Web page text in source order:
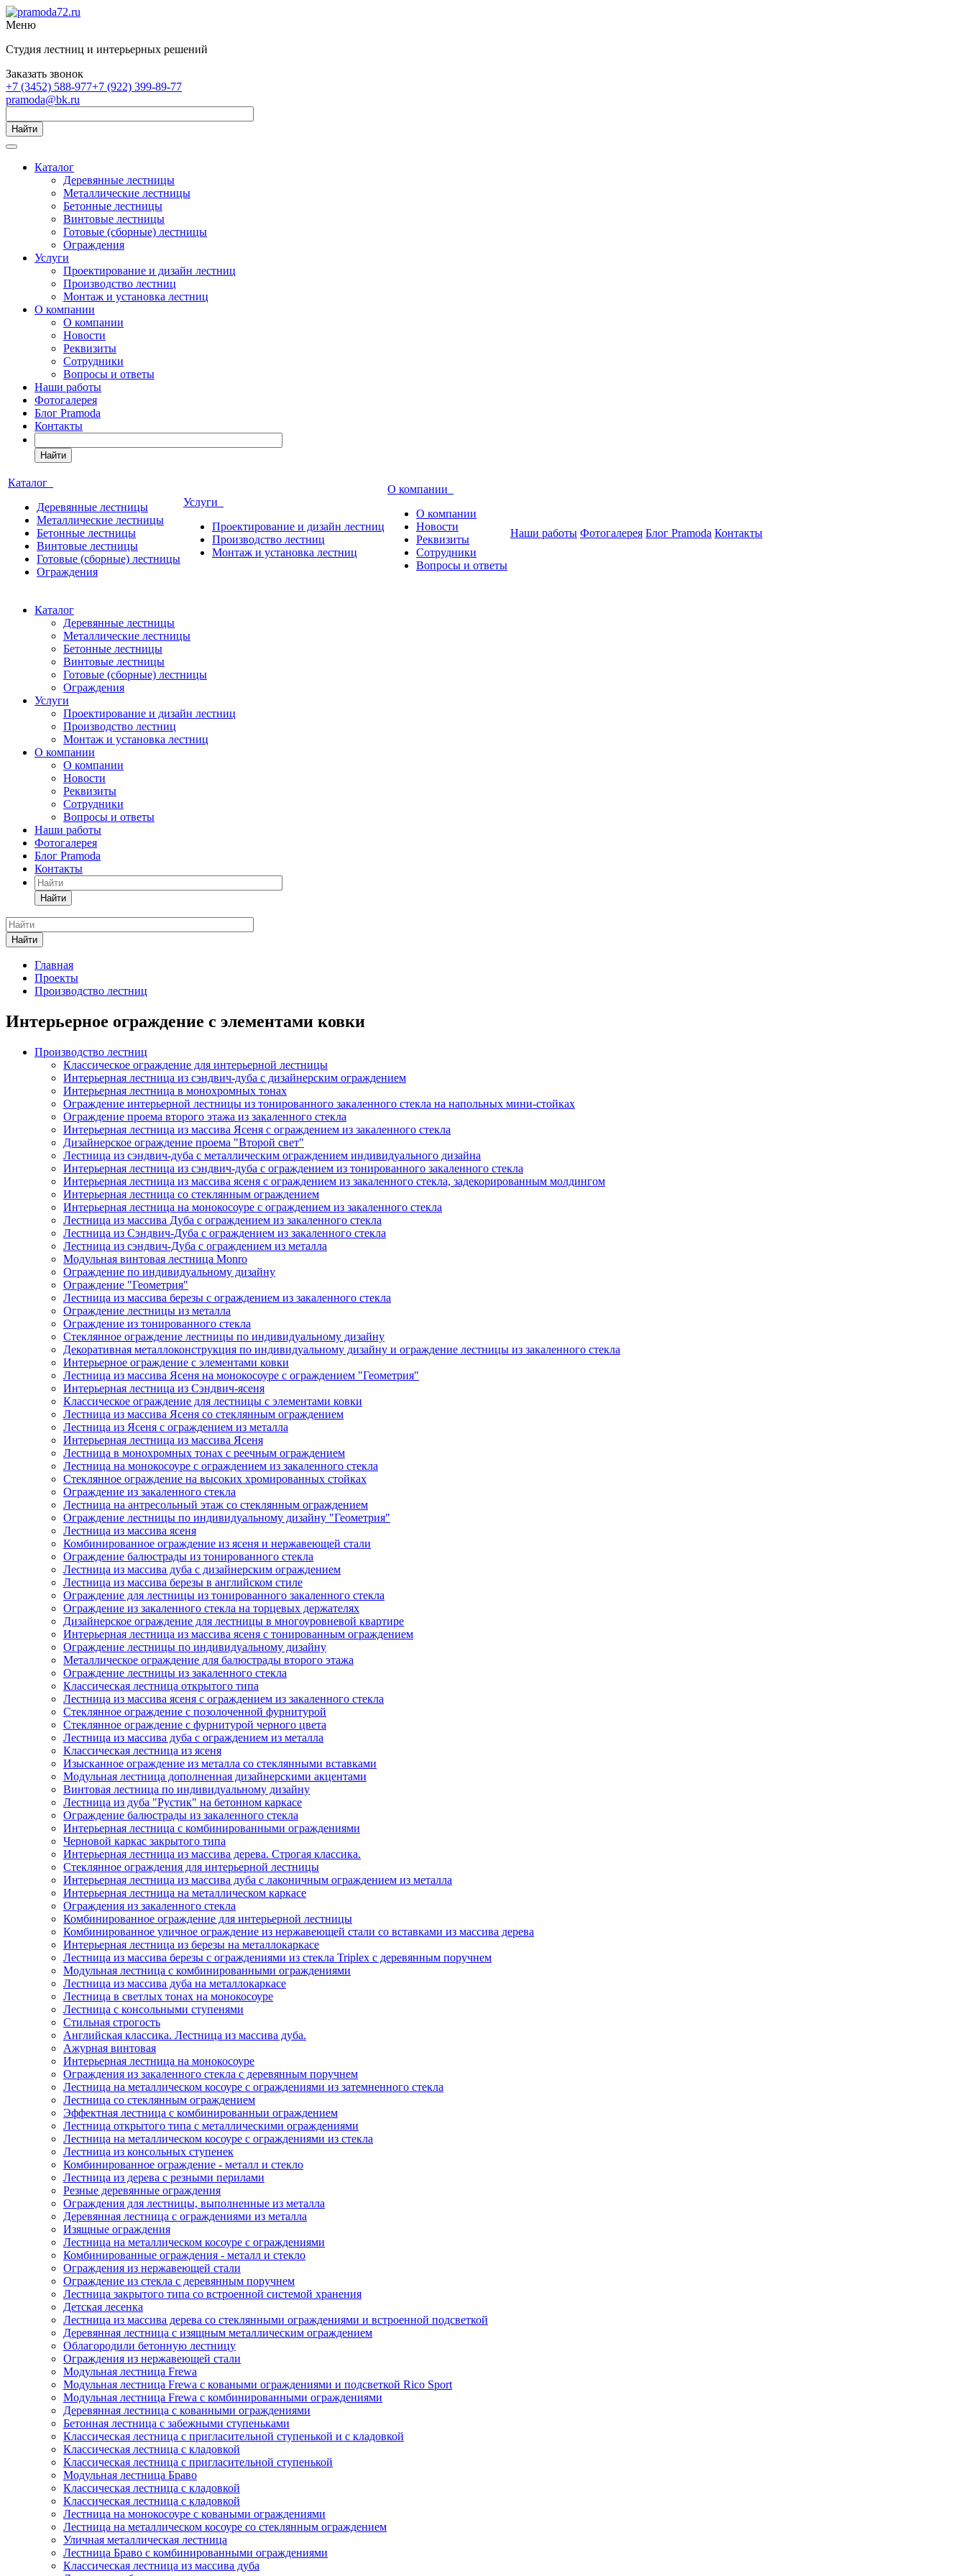
Меню
Студия лестниц и интерьерных решений
Заказать звонок
+7 (3452) 588-977+7 (922) 399-89-77
pramoda@bk.ru
Найти
Каталог
Деревянные лестницы
Металлические лестницы
Бетонные лестницы
Винтовые лестницы
Готовые (сборные) лестницы
Ограждения
Услуги
Проектирование и дизайн лестниц
Производство лестниц
Монтаж и установка лестниц
О компании
О компании
Новости
Реквизиты
Сотрудники
Вопросы и ответы
Наши работы
Фотогалерея
Блог Pramoda
Контакты
Найти
Каталог
Деревянные лестницы
Металлические лестницы
Бетонные лестницы
Винтовые лестницы
Готовые (сборные) лестницы
Ограждения
Услуги
Проектирование и дизайн лестниц
Производство лестниц
Монтаж и установка лестниц
О компании
О компании
Новости
Реквизиты
Сотрудники
Вопросы и ответы
Наши работы Фотогалерея Блог Pramoda Контакты
Каталог
Деревянные лестницы
Металлические лестницы
Бетонные лестницы
Винтовые лестницы
Готовые (сборные) лестницы
Ограждения
Услуги
Проектирование и дизайн лестниц
Производство лестниц
Монтаж и установка лестниц
О компании
О компании
Новости
Реквизиты
Сотрудники
Вопросы и ответы
Наши работы
Фотогалерея
Блог Pramoda
Контакты
Найти
Найти
Главная
Проекты
Производство лестниц
Интерьерное ограждение с элементами ковки
Производство лестниц
Классическое ограждение для интерьерной лестницы
Интерьерная лестница из сэндвич-дуба с дизайнерским ограждением
Интерьерная лестница в монохромных тонах
Ограждение интерьерной лестницы из тонированного закаленного стекла на напольных мини-стойках
Ограждение проема второго этажа из закаленного стекла
Интерьерная лестница из массива Ясеня с ограждением из закаленного стекла
Дизайнерское ограждение проема "Второй свет"
Лестница из сэндвич-дуба с металлическим ограждением индивидуального дизайна
Интерьерная лестница из сэндвич-дуба с ограждением из тонированного закаленного стекла
Интерьерная лестница из массива ясеня с ограждением из закаленного стекла, задекорированным молдингом
Интерьерная лестница со стеклянным ограждением
Интерьерная лестница на монокосоуре с ограждением из закаленного стекла
Лестница из массива Дуба с ограждением из закаленного стекла
Лестница из Сэндвич-Дуба с ограждением из закаленного стекла
Лестница из сэндвич-Дуба с ограждением из металла
Модульная винтовая лестница Monro
Ограждение по индивидуальному дизайну
Ограждение "Геометрия"
Лестница из массива березы с ограждением из закаленного стекла
Ограждение лестницы из металла
Ограждение из тонированного стекла
Стеклянное ограждение лестницы по индивидуальному дизайну
Декоративная металлоконструкция по индивидуальному дизайну и ограждение лестницы из закаленного стекла
Интерьерное ограждение с элементами ковки
Лестница из массива Ясеня на монокосоуре с ограждением "Геометрия"
Интерьерная лестница из Сэндвич-ясеня
Классическое ограждение для лестницы с элементами ковки
Лестница из массива Ясеня со стеклянным ограждением
Лестница из Ясеня с ограждением из металла
Интерьерная лестница из массива Ясеня
Лестница в монохромных тонах с реечным ограждением
Лестница на монокосоуре с ограждением из закаленного стекла
Стеклянное ограждение на высоких хромированных стойках
Ограждение из закаленного стекла
Лестница на антресольный этаж со стеклянным ограждением
Ограждение лестницы по индивидуальному дизайну "Геометрия"
Лестница из массива ясеня
Комбинированное ограждение из ясеня и нержавеющей стали
Ограждение балюстрады из тонированного стекла
Лестница из массива дуба с дизайнерским ограждением
Лестница из массива березы в английском стиле
Ограждение для лестницы из тонированного закаленного стекла
Ограждение из закаленного стекла на торцевых держателях
Дизайнерское ограждение для лестницы в многоуровневой квартире
Интерьерная лестница из массива ясеня с тонированным ограждением
Ограждение лестницы по индивидуальному дизайну
Металлическое ограждение для балюстрады второго этажа
Ограждение лестницы из закаленного стекла
Классическая лестница открытого типа
Лестница из массива ясеня с ограждением из закаленного стекла
Стеклянное ограждение с позолоченной фурнитурой
Стеклянное ограждение с фурнитурой черного цвета
Лестница из массива дуба с ограждением из металла
Классическая лестница из ясеня
Изысканное ограждение из металла со стеклянными вставками
Модульная лестница дополненная дизайнерскими акцентами
Винтовая лестница по индивидуальному дизайну
Лестница из дуба "Рустик" на бетонном каркасе
Ограждение балюстрады из закаленного стекла
Интерьерная лестница с комбинированными ограждениями
Черновой каркас закрытого типа
Интерьерная лестница из массива дерева. Строгая классика.
Стеклянное ограждения для интерьерной лестницы
Интерьерная лестница из массива дуба с лаконичным ограждением из металла
Интерьерная лестница на металлическом каркасе
Ограждения из закаленного стекла
Комбинированное ограждение для интерьерной лестницы
Комбинированное уличное ограждение из нержавеющей стали со вставками из массива дерева
Интерьерная лестница из березы на металлокаркасе
Лестница из массива березы с ограждениями из стекла Triplex с деревянным поручнем
Модульная лестница с комбинированными ограждениями
Лестница из массива дуба на металлокаркасе
Лестница в светлых тонах на монокосоуре
Лестница с консольными ступенями
Стильная строгость
Английская классика. Лестница из массива дуба.
Ажурная винтовая
Интерьерная лестница на монокосоуре
Ограждения из закаленного стекла с деревянным поручнем
Лестница на металлическом косоуре с ограждениями из затемненного стекла
Лестница со стеклянным ограждением
Эффектная лестница с комбинированныи ограждением
Лестница открытого типа с металлическими ограждениями
Лестница на металлическом косоуре с ограждениями из стекла
Лестница из консольных ступенек
Комбинированное ограждение - металл и стекло
Лестница из дерева с резными перилами
Резные деревянные ограждения
Ограждения для лестницы, выполненные из металла
Деревянная лестница с ограждениями из металла
Изящные ограждения
Лестница на металлическом косоуре с ограждениями
Комбинированные ограждения - металл и стекло
Ограждения из нержавеющей стали
Ограждение из стекла с деревянным поручнем
Лестница закрытого типа со встроенной системой хранения
Детская лесенка
Лестница из массива дерева со стеклянными ограждениями и встроенной подсветкой
Деревянная лестница с изящным металлическим ограждением
Облагородили бетонную лестницу
Ограждения из нержавеющей стали
Модульная лестница Frewa
Модульная лестница Frewa с коваными ограждениями и подсветкой Rico Sport
Модульная лестница Frewa с комбинированными ограждениями
Деревянная лестница с кованными ограждениями
Бетонная лестница с забежными ступеньками
Классическая лестница с пригласительной ступенькой и с кладовкой
Классическая лестница с кладовкой
Классическая лестница с пригласительной ступенькой
Модульная лестница Браво
Классическая лестница с кладовкой
Классическая лестница с кладовкой
Лестница на монокосоуре с коваными ограждениями
Лестница на металлическом косоуре со стеклянным ограждением
Уличная металлическая лестница
Лестница Браво с комбинированными ограждениями
Классическая лестница из массива дуба